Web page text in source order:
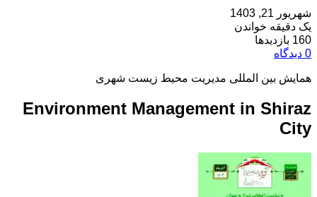
شهریور 21, 1403
یک دقیقه خواندن
160 بازدیدها
0 دیدگاه
همایش بین المللی مدیریت محیط زیست شهری
Environment Management in Shiraz
City